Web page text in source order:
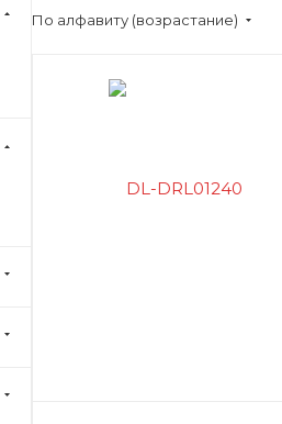
По алфавиту (возрастание)